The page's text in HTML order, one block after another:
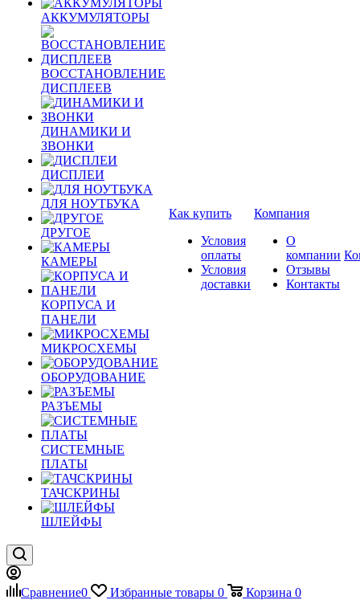
АККУМУЛЯТОРЫ
ВОССТАНОВЛЕНИЕ
ДИСПЛЕЕВ
ДИНАМИКИ И
ЗВОНКИ
ДИСПЛЕИ
ДЛЯ НОУТБУКА
ДРУГОЕ
КАМЕРЫ
КОРПУСА И
ПАНЕЛИ
МИКРОСХЕМЫ
ОБОРУДОВАНИЕ
РАЗЪЕМЫ
СИСТЕМНЫЕ
ПЛАТЫ
ТАЧСКРИНЫ
ШЛЕЙФЫ
Как купить
Условия
оплаты
Условия
доставки
Компания
О
компании
Отзывы
Контакты
Сравнение0 Избранные товары 0 Корзина 0